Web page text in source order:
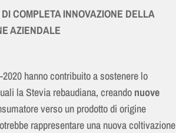
COMPLETA INNOVAZIONE DELLA
AZIENDALE
hanno contribuito a sostenere lo
la Stevia rebaudiana, creandonuove
verso un prodotto di origine
rappresentare una nuova coltivazione